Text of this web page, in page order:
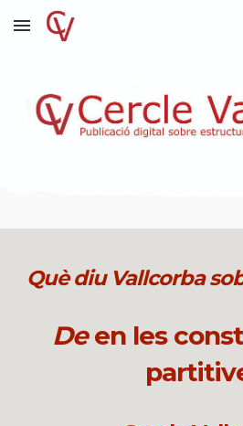
Skip to main content
Què diu Vallcorba
De en les